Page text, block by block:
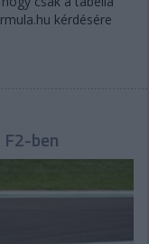
kérdésére
ben